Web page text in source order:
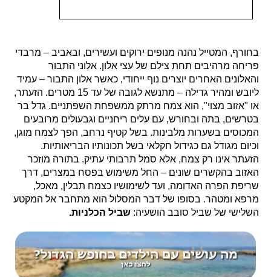
בחורף, המטייל נהנה מנופים ירוקים ועשירים, ובאביב – מרבדי
פריחה מרהיבים תחת צילם של עצי אלון. אלוני התבור
והאלונים האחרים יוצרים נוף ייחודי, כאשר אלון התבור – עמיד
ליובש ומהיר גדילה – מתנשא לגובה של עד 15 מטרים. הזעתר,
או "אזוב מצוי", הוא צמח מרתק ממשפחת השפתניים. גדל בר
בטרשים, בתה ובחורש, עם עלים ריחניים וגבעולים מרובעים
המכוסים בשערות מלבינות. בשל קטיף נרחב, הפך לצמח מוגן,
וכיום מגודל גם כגידול חקלאי בשל תכונותיו הבריאותיות.
הזעתר אינו רק צמח, אלא סמל תרבותי עתיק. בתורה מוזכר
האזוב בהקשרים שונים – החל משימוש בפסח במצרים, דרך
שריפת הפרה האדומה, ועד לשימושיו כצמח תבלין, מאכל,
מרפא ומטהר. בסופו של דבר המסלול הוא מתחבר אל המקטע
השלישי של שביל סובב הושעיה: שביל הכלניות.